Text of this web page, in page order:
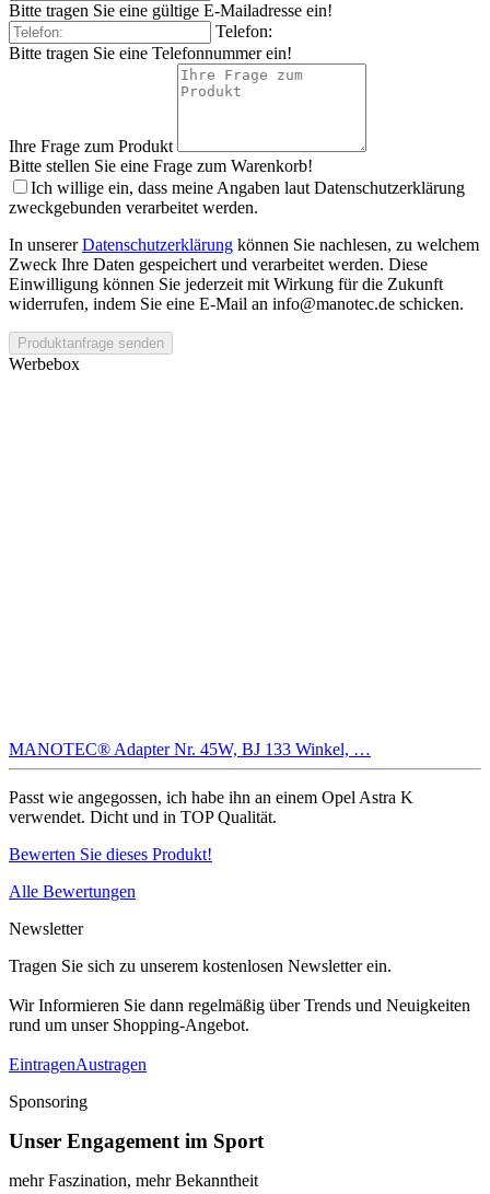
Bitte tragen Sie eine gültige E-Mailadresse ein!
Telefon:
Bitte tragen Sie eine Telefonnummer ein!
Ihre Frage zum Produkt
Bitte stellen Sie eine Frage zum Warenkorb!
Ich willige ein, dass meine Angaben laut Datenschutzerklärung
zweckgebunden verarbeitet werden.
In unsererDatenschutzerklärung können Sie nachlesen, zu welchem
Zweck Ihre Daten gespeichert und verarbeitet werden. Diese
Einwilligung können Sie jederzeit mit Wirkung für die Zukunft
widerrufen, indem Sie eine E-Mail an info@manotec.de schicken.
Produktanfrage senden
Werbebox
MANOTEC® Adapter Nr. 45W, BJ 133 Winkel, …
Passt wie angegossen, ich habe ihn an einem Opel Astra K
verwendet. Dicht und in TOP Qualität.
Bewerten Sie dieses Produkt!
Alle Bewertungen
Newsletter
Tragen Sie sich zu unserem kostenlosen Newsletter ein.
Wir Informieren Sie dann regelmäßig über Trends und Neuigkeiten
rund um unser Shopping-Angebot.
EintragenAustragen
Sponsoring
Unser Engagement im Sport
mehr Faszination, mehr Bekanntheit